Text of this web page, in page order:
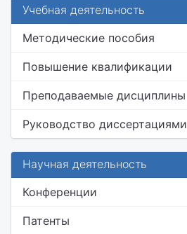
Учебная деятельность
Методические пособия
Повышение квалификации
Преподаваемые дисциплины
Руководство диссертациями
Научная деятельность
Конференции
Патенты